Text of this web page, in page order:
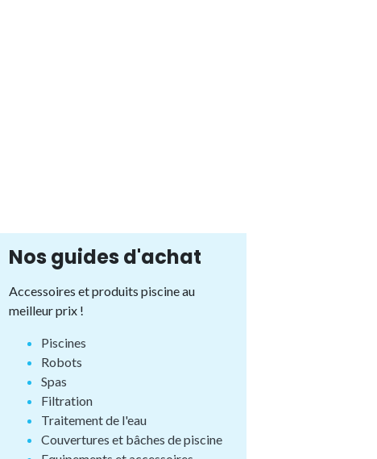
Nos guides d'achat
Accessoires et produits piscine au
meilleur prix !
Piscines
Robots
Spas
Filtration
Traitement de l'eau
Couvertures et bâches de piscine